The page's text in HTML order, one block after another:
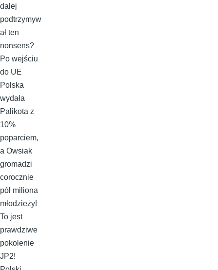
dalej
podtrzymyw
ał ten
nonsens?
Po wejściu
do UE
Polska
wydała
Palikota z
10%
poparciem,
a Owsiak
gromadzi
corocznie
pół miliona
młodzieży!
To jest
prawdziwe
pokolenie
JP2!